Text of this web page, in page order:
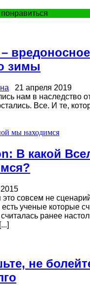
вредоносное
зимы
21 апреля 2019
нам в наследство
Все. И те,
В какой
совсем не
ученые которые
ранее
не